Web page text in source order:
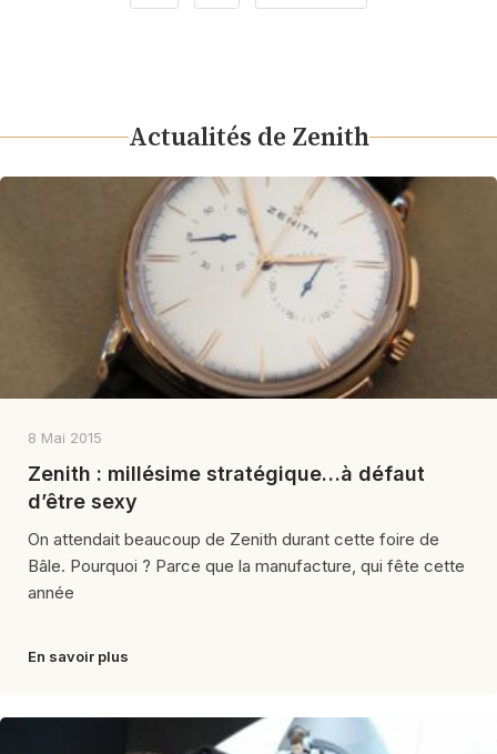
Actualités de Zenith
8 Mai 2015
Zenith : millésime stratégique…à défaut
d’être sexy
On attendait beaucoup de Zenith durant cette foire de
Bâle. Pourquoi ? Parce que la manufacture, qui fête cette
année
En savoir plus